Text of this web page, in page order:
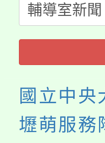
程
國立中央
壢萌服務